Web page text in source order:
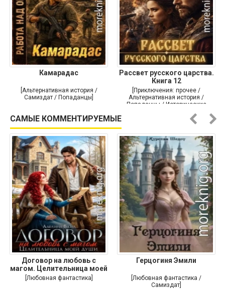
Камарадас
[Альтернативная история /
Самиздат / Попаданцы]
Рассвет русского царства.
Книга 12
[Приключения: прочее /
Альтернативная история /
Попаданцы / Исторические
САМЫЕ КОММЕНТИРУЕМЫЕ
Договор на любовь с
магом. Целительница моей
души
[Любовная фантастика]
Герцогиня Эмили
[Любовная фантастика /
Самиздат]